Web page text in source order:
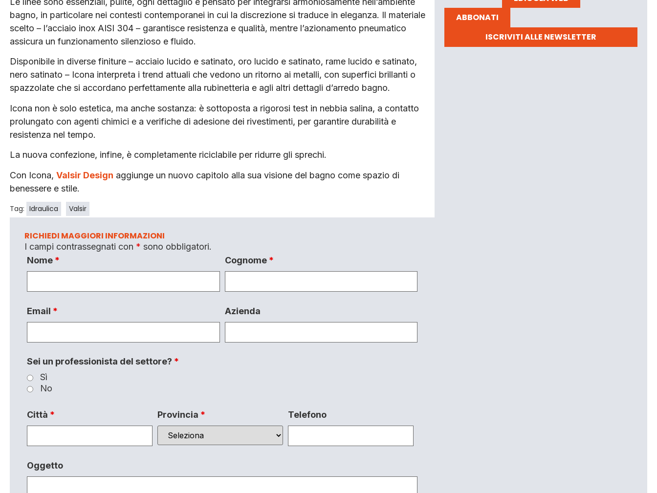
bagno, in particolare nei contesti contemporanei in cui la discrezione si traduce in eleganza. Il materiale
scelto – l’acciaio inox AISI 304 – garantisce resistenza e qualità, mentre l’azionamento pneumatico
assicura un funzionamento silenzioso e fluido.
Disponibile in diverse finiture – acciaio lucido e satinato, oro lucido e satinato, rame lucido e satinato,
nero satinato – Icona interpreta i trend attuali che vedono un ritorno ai metalli, con superfici brillanti o
spazzolate che si accordano perfettamente alla rubinetteria e agli altri dettagli d’arredo bagno.
Icona non è solo estetica, ma anche sostanza: è sottoposta a rigorosi test in nebbia salina, a contatto
prolungato con agenti chimici e a verifiche di adesione dei rivestimenti, per garantire durabilità e
resistenza nel tempo.
La nuova confezione, infine, è completamente riciclabile per ridurre gli sprechi.
Con Icona, Valsir Design aggiunge un nuovo capitolo alla sua visione del bagno come spazio di
benessere e stile.
Tag: Idraulica Valsir
RICHIEDI MAGGIORI INFORMAZIONI
I campi contrassegnati con * sono obbligatori.
Nome * Cognome *
Email * Azienda
Sei un professionista del settore? *
Sì
No
Città * Provincia * Telefono
Oggetto
ABBONATI
ISCRIVITI ALLE NEWSLETTER